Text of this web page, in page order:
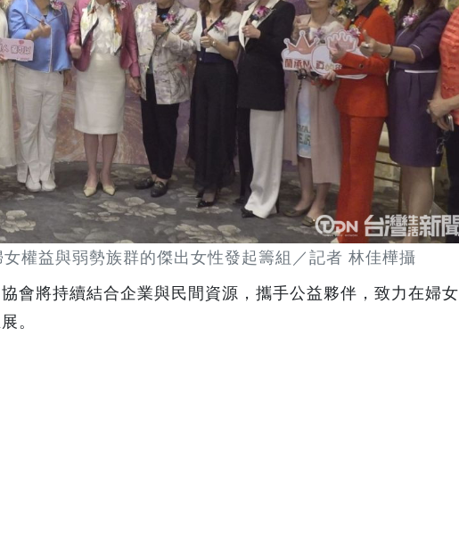
權益與弱勢族群的傑出女性發起籌組／記者 林佳樺攝
會將持續結合企業與民間資源，攜手公益夥伴，致力在婦女
。